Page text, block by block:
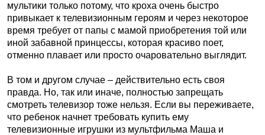
мультики только потому, что кроха очень быстро
привыкает к телевизионным героям и через некоторое
время требует от папы с мамой приобретения той или
иной забавной принцессы, которая красиво поет,
отменно плавает или просто очаровательно выглядит.
В том и другом случае – действительно есть своя
правда. Но, так или иначе, полностью запрещать
смотреть телевизор тоже нельзя. Если вы переживаете,
что ребенок начнет требовать купить ему
телевизионные игрушки из мультфильма Маша и